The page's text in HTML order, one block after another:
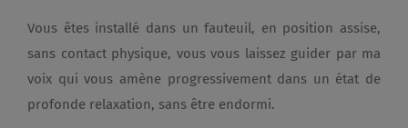
Vous êtes installé dans un fauteuil, en position assise,
sans contact physique, vous vous laissez guider par ma
voix qui vous amène progressivement dans un état de
profonde relaxation, sans être endormi.